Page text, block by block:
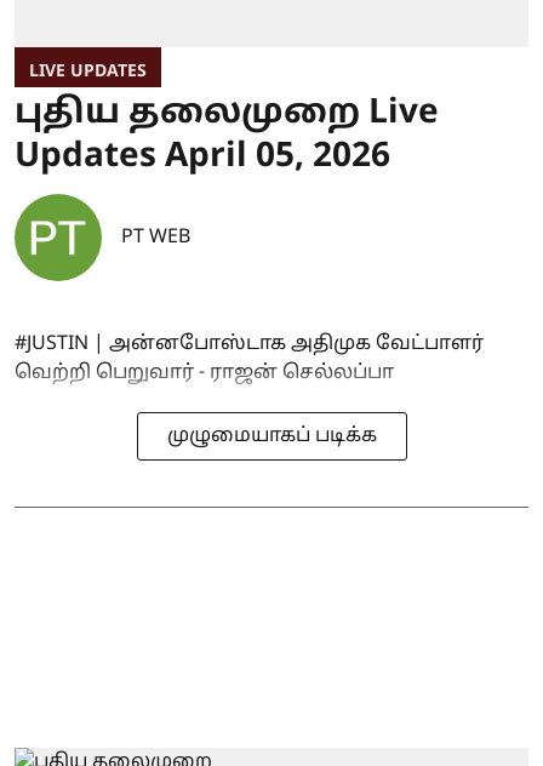
LIVE UPDATES
புதிய தலைமுறை Live
Updates April 05, 2026
PT WEB
#JUSTIN | அன்னபோஸ்டாக அதிமுக வேட்பாளர்
வெற்றி பெறுவார் - ராஜன் செல்லப்பா
முழுமையாகப் படிக்க